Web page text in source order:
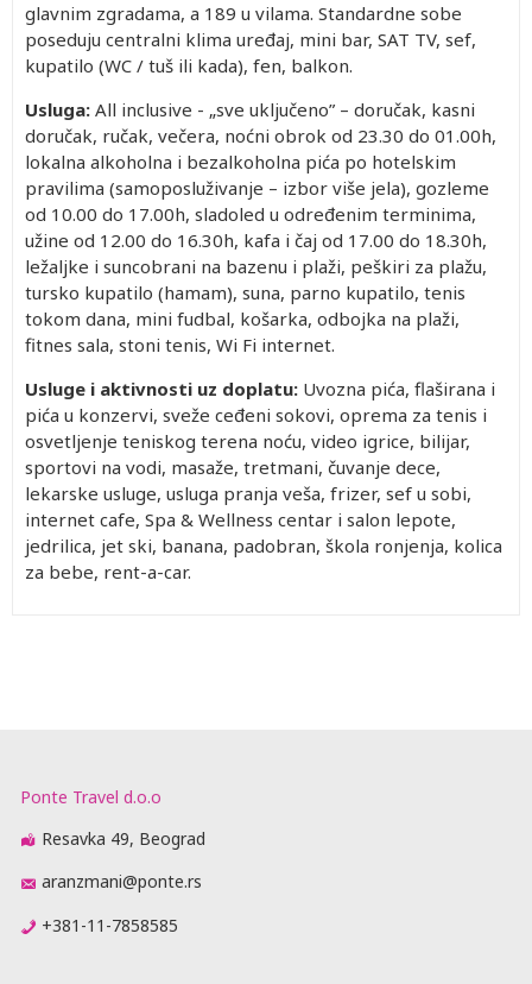
glavnim zgradama, a 189 u vilama. Standardne sobe
poseduju centralni klima uređaj, mini bar, SAT TV, sef,
kupatilo (WC / tuš ili kada), fen, balkon.
Usluga: All inclusive - „sve uključeno” – doručak, kasni
doručak, ručak, večera, noćni obrok od 23.30 do 01.00h,
lokalna alkoholna i bezalkoholna pića po hotelskim
pravilima (samoposluživanje – izbor više jela), gozleme
od 10.00 do 17.00h, sladoled u određenim terminima,
užine od 12.00 do 16.30h, kafa i čaj od 17.00 do 18.30h,
ležaljke i suncobrani na bazenu i plaži, peškiri za plažu,
tursko kupatilo (hamam), suna, parno kupatilo, tenis
tokom dana, mini fudbal, košarka, odbojka na plaži,
fitnes sala, stoni tenis, Wi Fi internet.
Usluge i aktivnosti uz doplatu: Uvozna pića, flaširana i
pića u konzervi, sveže ceđeni sokovi, oprema za tenis i
osvetljenje teniskog terena noću, video igrice, bilijar,
sportovi na vodi, masaže, tretmani, čuvanje dece,
lekarske usluge, usluga pranja veša, frizer, sef u sobi,
internet cafe, Spa & Wellness centar i salon lepote,
jedrilica, jet ski, banana, padobran, škola ronjenja, kolica
za bebe, rent-a-car.
Ponte Travel d.o.o
Resavka 49, Beograd
aranzmani@ponte.rs
+381-11-7858585